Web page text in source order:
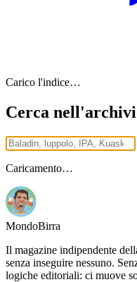
Carico l'indice…
Cerca nell'
Caricamento…
MondoBirra
Il magazine indipendente
senza inseguire nessuno.
logiche editoriali: ci muove